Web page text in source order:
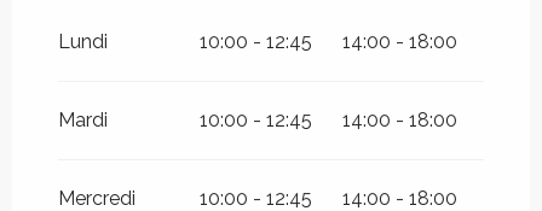
Lundi 10:00 - 12:45 14:00 - 18:00
Mardi 10:00 - 12:45 14:00 - 18:00
Mercredi 10:00 - 12:45 14:00 - 18:00